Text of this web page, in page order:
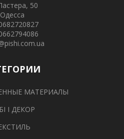
50
Одесса
МАТЕРИАЛЫ
І ДЕКОР